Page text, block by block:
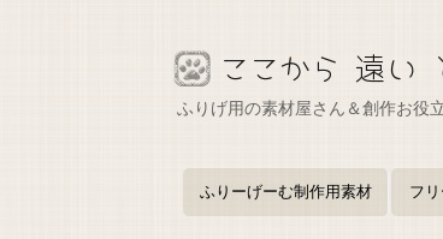
ふりげ用の素材屋さん＆創作お役
ふりーげーむ制作用素材 フ